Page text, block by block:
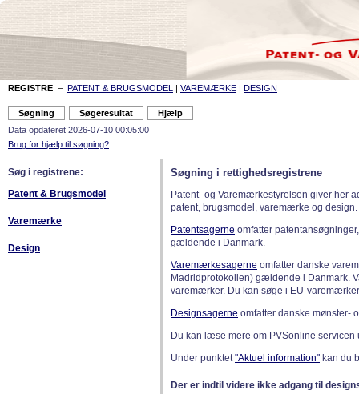
REGISTRE – PATENT & BRUGSMODEL | VAREMÆRKE | DESIGN
Data opdateret 2026-07-10 00:05:00
Brug for hjælp til søgning?
Søg i registrene:
Patent & Brugsmodel
Varemærke
Design
Søgning i rettighedsregistrene
Patent- og Varemærkestyrelsen giver her
patent, brugsmodel, varemærke og design.
Patentsagerne omfatter
gældende i Danmark.
Varemærkesagerne omfatter danske
Madridprotokollen) gældende i Danmark.
varemærker. Du kan søge i EU-
Designsagerne omfatter danske mønster-
Du kan læse mere om PVSonline
Under punktet"Aktuel information" kan du
Der er indtil videre ikke adgang til